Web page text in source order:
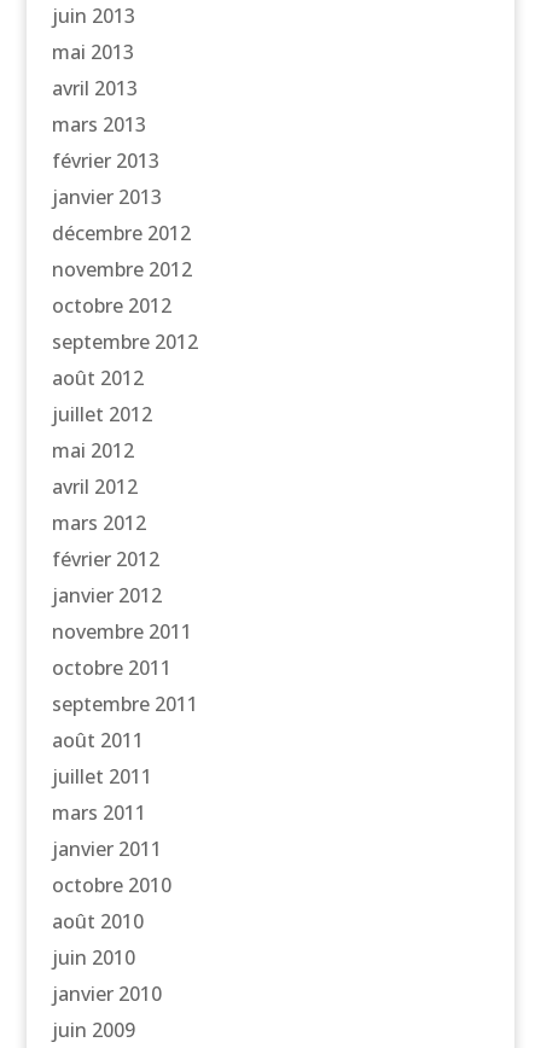
juin 2013
mai 2013
avril 2013
mars 2013
février 2013
janvier 2013
décembre 2012
novembre 2012
octobre 2012
septembre 2012
août 2012
juillet 2012
mai 2012
avril 2012
mars 2012
février 2012
janvier 2012
novembre 2011
octobre 2011
septembre 2011
août 2011
juillet 2011
mars 2011
janvier 2011
octobre 2010
août 2010
juin 2010
janvier 2010
juin 2009